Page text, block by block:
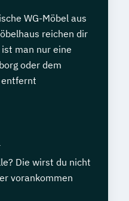
WG-Möbel aus
reichen dir
man nur eine
oder dem
entfernt
Die wirst du nicht
vorankommen